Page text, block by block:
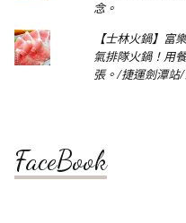
念。
【士林火鍋】富
氣排隊火鍋！用
張。/捷運劍潭站
FaceBook